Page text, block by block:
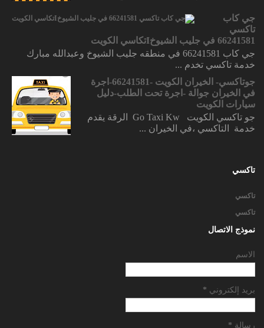
جي كاب
تاكسي
66241581 في جليب الشيوخIتكاسي الكويت
جي كاب 66241581 في منطقه جليب الشيوخ وعبدالله مبارك
خدمة تاكسي تخدم ...
جوتاكسي- الخيران الكويت -66241581-اجرة
في الخيران جوالة -اجرة تحت الطلب-دليل
سيارات الكويت
جو تاكسي الكويت Go Taxi Kw الرقة يقدم
خدمة التاكسي ،في الخيران ...
تاكسي
تاكسي
تاكسي
نموذج الاتصال
الاسم
بريد إلكتروني *
رسالة *